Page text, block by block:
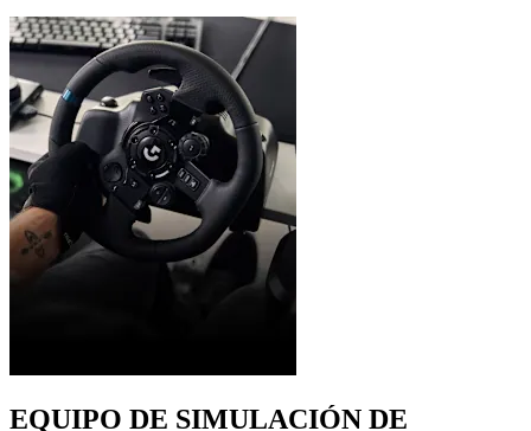
EQUIPO DE SIMULACIÓN DE